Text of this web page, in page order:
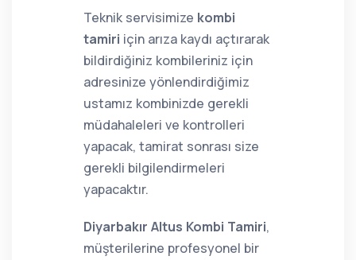
Teknik servisimize kombi
tamiri için arıza kaydı açtırarak
bildirdiğiniz kombileriniz için
adresinize yönlendirdiğimiz
ustamız kombinizde gerekli
müdahaleleri ve kontrolleri
yapacak, tamirat sonrası size
gerekli bilgilendirmeleri
yapacaktır.
Diyarbakır Altus Kombi Tamiri,
müşterilerine profesyonel bir